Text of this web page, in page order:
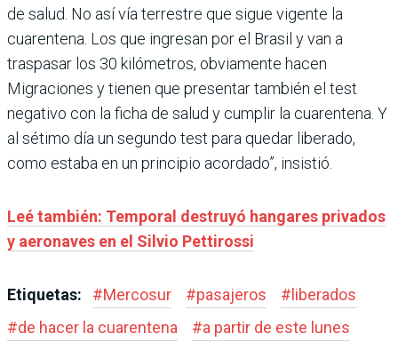
de salud. No así vía terrestre que sigue vigente la
cuarentena. Los que ingresan por el Brasil y van a
traspasar los 30 kilómetros, obviamente hacen
Migraciones y tienen que presentar también el test
negativo con la ficha de salud y cumplir la cuarentena. Y
al sétimo día un segundo test para quedar liberado,
como estaba en un principio acordado”, insistió.
Leé también: Temporal destruyó hangares privados
y aeronaves en el Silvio Pettirossi
Etiquetas: #Mercosur #pasajeros # liberados
#de hacer la cuarentena #a partir de este lunes